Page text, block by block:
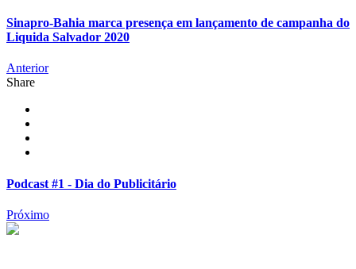
Sinapro-Bahia marca presença em lançamento de campanha do
Liquida Salvador 2020
Anterior
Share
Podcast #1 - Dia do Publicitário
Próximo